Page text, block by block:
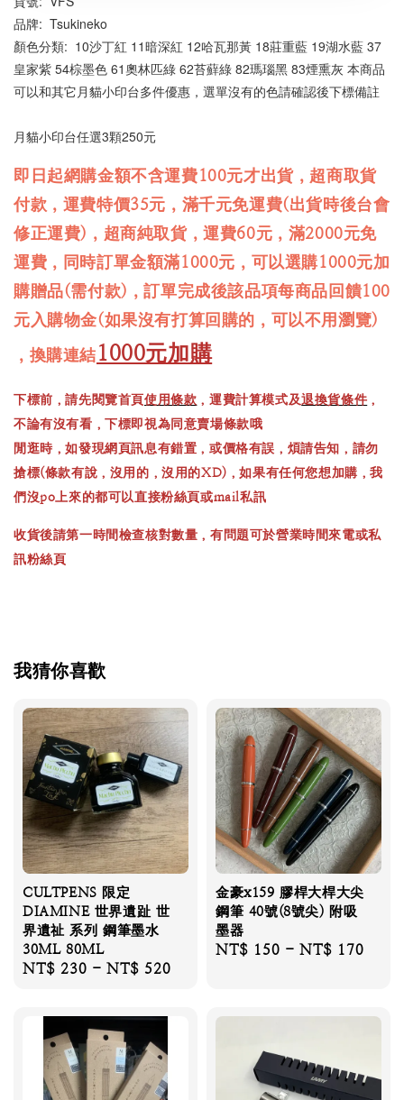
品牌:  Tsukineko
顏色分類:  10沙丁紅 11暗深紅 12哈瓦那黃 18莊重藍 19湖水藍 37
皇家紫 54棕墨色 61奧林匹綠 62苔蘚綠 82瑪瑙黑 83煙熏灰 本商品
可以和其它月貓小印台多件優惠，選單沒有的色請確認後下標備註
月貓小印台任選3顆250元
即日起網購金額不含運費100元才出貨，超商取貨
付款，運費特價35元，滿千元免運費(出貨時後台會
修正運費)，超商純取貨，運費60元，滿2000元免
運費，同時訂單金額滿1000元，可以選購1000元加
購贈品(需付款)，訂單完成後該品項每商品回饋100
元入購物金(如果沒有打算回購的，可以不用瀏覽)
，換購連結1000元加購
下標前，請先閱覽首頁使用條款 ，運費計算模式及退換貨條件 ，
不論有沒有看，下標即視為同意賣場條款哦
閒逛時，如發現網頁訊息有錯置，或價格有誤，煩請告知，請勿
搶標(條款有說，沒用的，沒用的XD)，如果有任何您想加購，我
們沒po上來的都可以直接粉絲頁或mail私訊
收貨後請第一時間檢查核對數量，有問題可於營業時間來電或私
訊粉絲頁
我猜你喜歡
CULTPENS 限定
DIAMINE 世界遺趾 世
界遺祉 系列 鋼筆墨水
30ML 80ML
Regular
NT$ 230 -NT$ 520
金豪x159 膠桿大桿大尖
鋼筆 40號(8號尖) 附吸
墨器
Regular
NT$ 150 -NT$ 170